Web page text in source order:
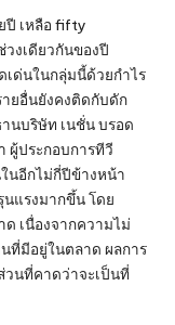
ปี เหลือ fifty
งเดียวกันของปี
เด่นในกลุ่มนี้ด้วยกำไร
ยอื่นยังคงติดกับดัก
นบริษัท เนชั่น บรอด
ผู้ประกอบการทีวี
นอีกไม่กี่ปีข้างหน้า
แรงมากขึ้น โดย
ด เนื่องจากความไม่
ที่มีอยู่ในตลาด ผลการ
วนที่คาดว่าจะเป็นที่